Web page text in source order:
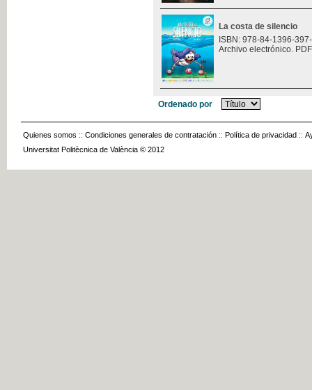
La costa de silencio
ISBN: 978-84-1396-
Archivo electrónico.
Ordenado por
Quienes somos :: Condiciones generales de contratación :: Política de privacidad ::
Universitat Politècnica de València © 2012